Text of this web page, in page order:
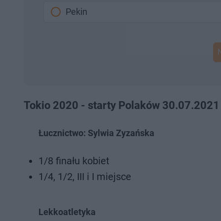
Pekin
Tokio 2020 - starty Polaków 30.07.2021
Łucznictwo: Sylwia Zyzańska
1/8 finału kobiet
1/4, 1/2, III i I miejsce
Lekkoatletyka